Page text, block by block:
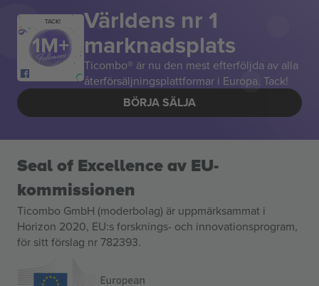
TACK! Världens nr 1
marknadsplats
Ticombo® är nu den mest efterföljda av alla
återförsäljningsplattformar i Europa. Tack!
BÖRJA SÄLJA
Seal of Excellence av EU-
kommissionen
Ticombo GmbH (moderbolag) är uppmärksammat i
Horizon 2020, EU:s forsknings- och innovationsprogram,
för sitt förslag nr 782393.